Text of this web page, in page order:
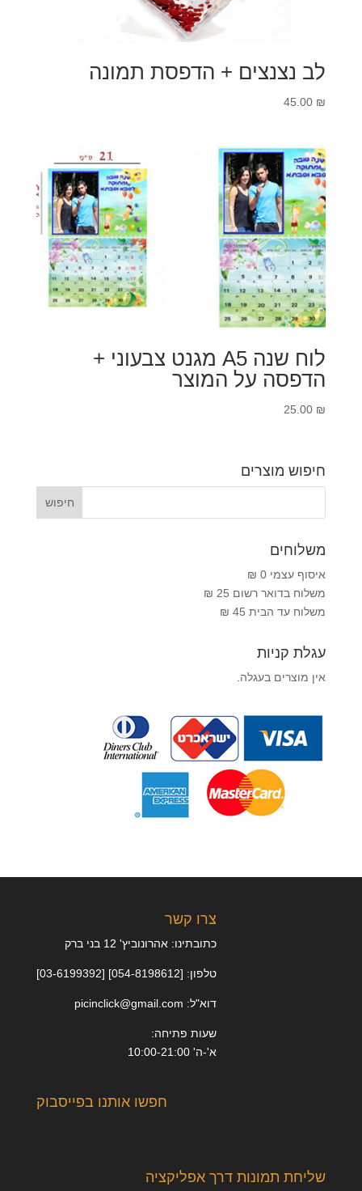
לב נצנצים + הדפסת תמונה
45.00 ₪
לוח שנה A5 מגנט צבעוני +
הדפסה על המוצר
25.00 ₪
חיפוש מוצרים
משלוחים
איסוף עצמי 0 ₪
משלוח בדואר רשום 25 ₪
משלוח עד הבית 45 ₪
עגלת קניות
אין מוצרים בעגלה.
צרו קשר
כתובתינו: אהרונוביץ' 12 בני ברק
טלפון: [054-8198612] [03-6199392]
דוא"ל: picinclick@gmail.com
שעות פתיחה:
א'-ה' 10:00-21:00
חפשו אותנו בפייסבוק
שליחת תמונות דרך אפליקציה